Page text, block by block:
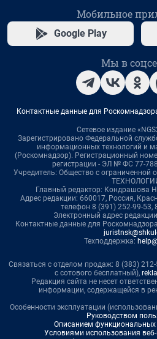
Мобильное
Google Play
Мы в
Контактные данные для
Сетевое издание
Зарегистрировано Федеральной
информационных технологий и
(Роскомнадзор). Регистрационный
регистрации - ЭЛ № ФС 77-
Учредитель: Общество с ограниченной
Главный редактор: Кондрашова
Адрес редакции: 660017, Россия,
телефон 8 (391) 252-99-53,
Электронный адрес
Контактные данные для
Техподдержка:
Связаться с отделом продаж: 8 (383)
с сотового бесплатный),
Редакция сайта не несет
информации, содержащейся в
Особенности эксплуатации
Руководством
Описанием функциональных
Условиями использования